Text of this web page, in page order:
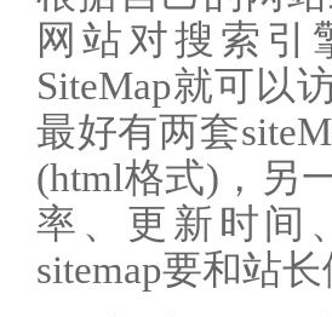
网站对搜索引
SiteMap就可以
最好有两套
(html格式)，另
率、更新时间
sitemap要和站